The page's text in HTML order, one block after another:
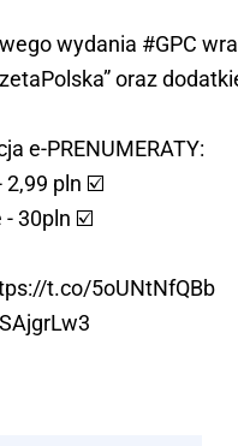
wydania #GPC
” oraz
e-PRENUMERATY:
2,99 pln ☑️
- 30pln ☑️
t.co/5oUNtNfQBb